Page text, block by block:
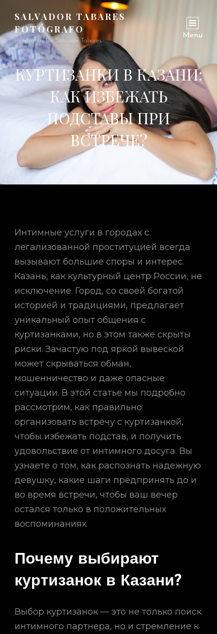
SALVADOR TABARES
FOTÓGRAFO
Fotografías De Salvador Tabares
Menu
КУРТИЗАНКИ В КАЗАНИ:
КАК ИЗБЕЖАТЬ
ПОДСТАВЫ ПРИ
ВСТРЕЧЕ?
Интимные услуги в городах с
легализованной проституцией всегда
вызывают большие споры и интерес.
Казань, как культурный центр России, не
исключение. Город, со своей богатой
историей и традициями, предлагает
уникальный опыт общения с
куртизанками, но в этом также скрыты
риски. Зачастую под яркой вывеской
может скрываться обман,
мошенничество и даже опасные
ситуации. В этой статье мы подробно
рассмотрим, как правильно
организовать встречу с куртизанкой,
чтобы избежать подстав, и получить
удовольствие от интимного досуга. Вы
узнаете о том, как распознать надежную
девушку, какие шаги предпринять до и
во время встречи, чтобы ваш вечер
остался только в положительных
воспоминаниях.
Почему выбирают
куртизанок в Казани?
Выбор куртизанок — это не только поиск
интимного партнера, но и стремление к